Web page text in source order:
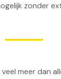
zonder
meer dan